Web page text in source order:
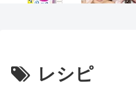
レシピ